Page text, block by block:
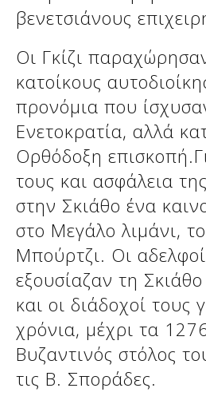
βενετσιάνους
Οι Γκίζι
κατοίκους
προνόμια που
Ενετοκρατία, αλλά
Ορθόδοξη
τους και ασφάλεια
στην Σκιάθο ένα
στο Μεγάλο λιμάνι,
Μπούρτζι. Οι αδελφοί
εξουσίαζαν τη
και οι διάδοχοί τους
χρόνια, μέχρι τα
Βυζαντινός στόλος
τις Β. Σποράδες.